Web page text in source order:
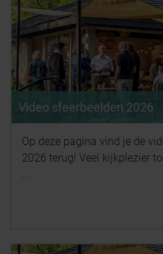
Video sfeerbeelden 2026
Op deze pagina vind je de
2026 terug! Veel kijkplezier
...